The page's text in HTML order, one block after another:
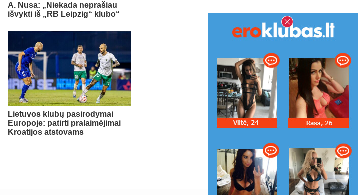
A. Nusa: „Niekada neprašiau
išvykti iš „RB Leipzig“ klubo“
Lietuvos klubų pasirodymai
Europoje: patirti pralaimėjimai
Kroatijos atstovams